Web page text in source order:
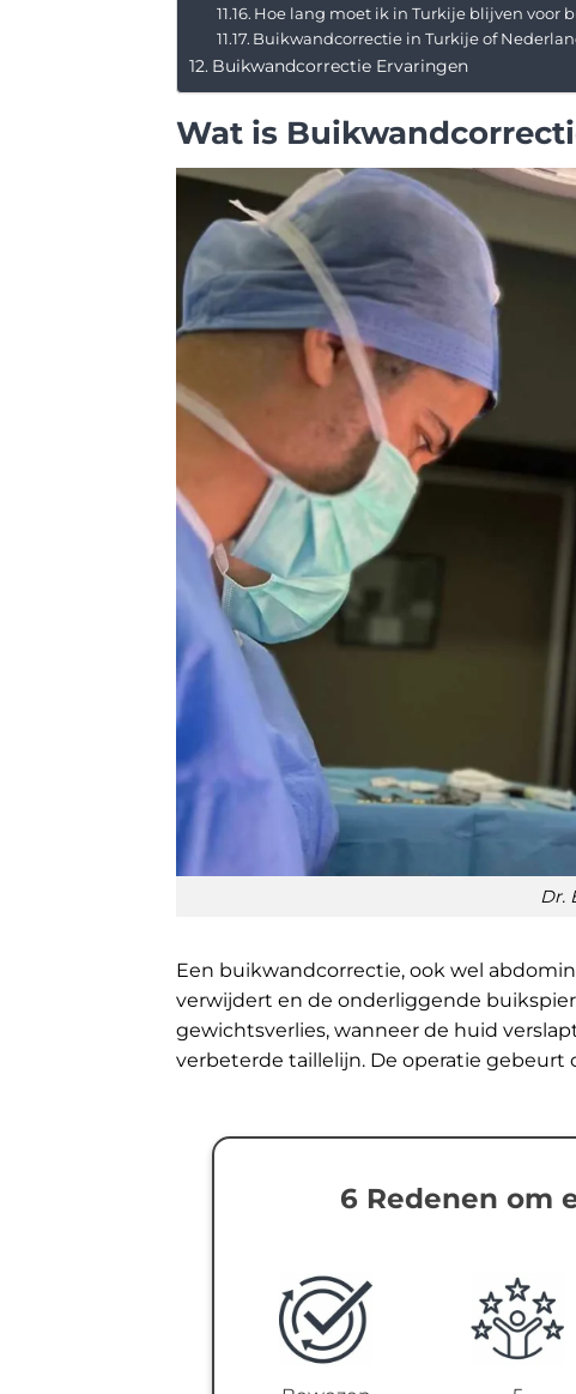
Hoe lang moet ik in Turkije blijven voor
Buikwandcorrectie in Turkije of
Buikwandcorrectie Ervaringen
Wat is
Dr.
Een buikwandcorrectie, ook wel
verwijdert en de onderliggende
gewichtsverlies, wanneer de huid
verbeterde taillelijn. De operatie
6 Redenen om